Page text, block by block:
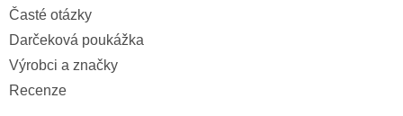
Časté otázky
Darčeková poukážka
Výrobci a značky
Recenze